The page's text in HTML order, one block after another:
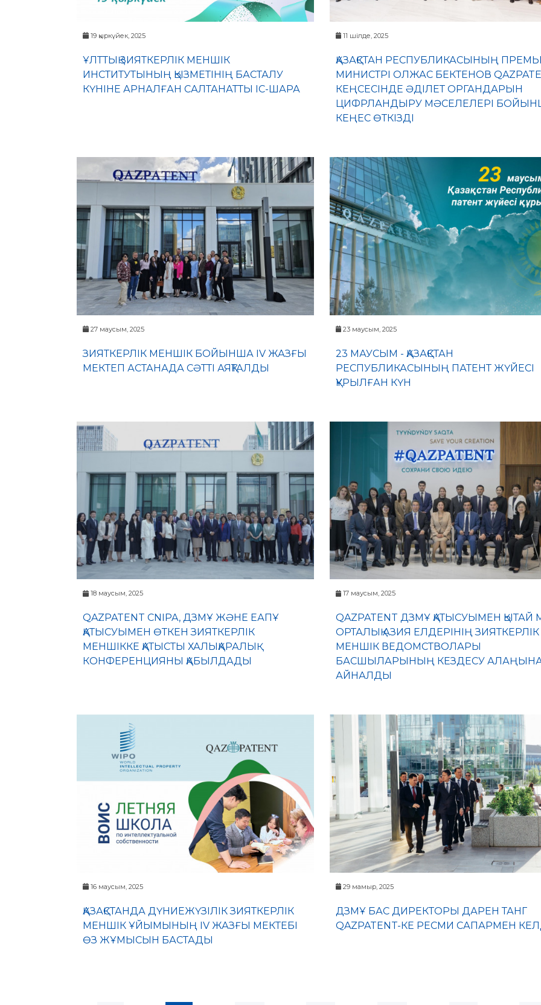
19 қыркүйек, 2025
ҰЛТТЫҚ ЗИЯТКЕРЛІК МЕНШІК
ИНСТИТУТЫНЫҢ ҚЫЗМЕТІНІҢ БАСТАЛУ
КҮНІНЕ АРНАЛҒАН САЛТАНАТТЫ ІС-ШАРА
11 шілде, 2025
ҚАЗАҚСТАН РЕСПУБЛИКАСЫНЫҢ
МИНИСТРІ ОЛЖАС БЕКТЕНОВ
КЕҢСЕСІНДЕ ӘДІЛЕТ ОРГАНДАРЫН
ЦИФРЛАНДЫРУ МӘСЕЛЕЛЕРІ
КЕҢЕС ӨТКІЗДІ
27 маусым, 2025
ЗИЯТКЕРЛІК МЕНШІК БОЙЫНША IV ЖАЗҒЫ
МЕКТЕП АСТАНАДА СӘТТІ АЯҚТАЛДЫ
23 маусым, 2025
23 МАУСЫМ - ҚАЗАҚСТАН
РЕСПУБЛИКАСЫНЫҢ ПАТЕНТ ЖҮЙЕСІ
ҚҰРЫЛҒАН КҮН
18 маусым, 2025
QAZPATENT CNIPA, ДЗМҰ ЖӘНЕ ЕАПҰ
ҚАТЫСУЫМЕН ӨТКЕН ЗИЯТКЕРЛІК
МЕНШІККЕ ҚАТЫСТЫ ХАЛЫҚАРАЛЫҚ
КОНФЕРЕНЦИЯНЫ ҚАБЫЛДАДЫ
17 маусым, 2025
QAZPATENT ДЗМҰ ҚАТЫСУЫМЕН ҚЫТАЙ
ОРТАЛЫҚ АЗИЯ ЕЛДЕРІНІҢ ЗИЯТКЕРЛІК
МЕНШІК ВЕДОМСТВОЛАРЫ
БАСШЫЛАРЫНЫҢ КЕЗДЕСУ
АЙНАЛДЫ
16 маусым, 2025
ҚАЗАҚСТАНДА ДҮНИЕЖҮЗІЛІК ЗИЯТКЕРЛІК
МЕНШІК ҰЙЫМЫНЫҢ IV ЖАЗҒЫ МЕКТЕБІ
ӨЗ ЖҰМЫСЫН БАСТАДЫ
29 мамыр, 2025
ДЗМҰ БАС ДИРЕКТОРЫ ДАРЕН ТАНГ
QAZPATENT-КЕ РЕСМИ САПАРМЕН